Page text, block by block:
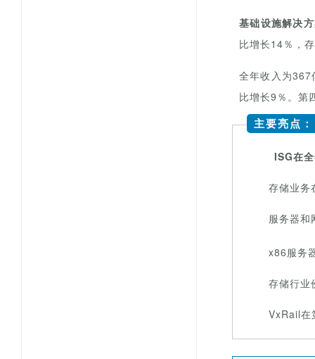
基础设施解决
比增长14％，
全年收入为367
比增长9％。第
主要亮点：
ISG在
存储业务
服务器和
x86服务
存储行业
VxRail在